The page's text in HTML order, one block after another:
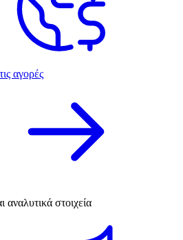
αγορές
αναλυτικά στοιχεία